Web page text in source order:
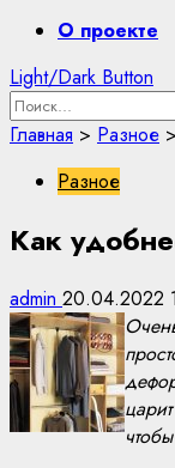
PrimaryО проекте
Light/Dark Button
Найти:
Главная > Разное >
Разное
Как
admin 20.04.2022